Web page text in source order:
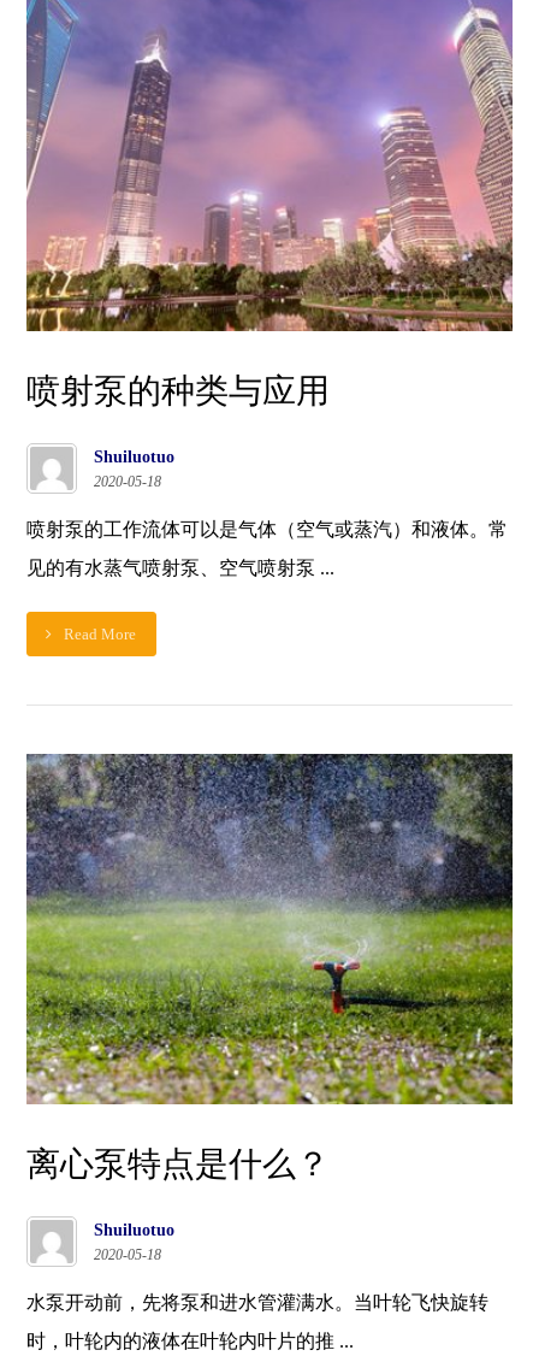
喷射泵的种类与应用
Shuiluotuo
2020-05-18
喷射泵的工作流体可以是气体（空气或蒸汽）和液体。常
见的有水蒸气喷射泵、空气喷射泵 ...
Read More
离心泵特点是什么？
Shuiluotuo
2020-05-18
水泵开动前，先将泵和进水管灌满水。当叶轮飞快旋转
时，叶轮内的液体在叶轮内叶片的推 ...